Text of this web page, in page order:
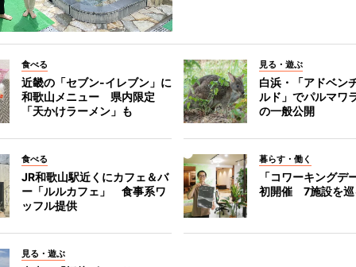
食べる
近畿の「セブン-イレブン」に
和歌山メニュー 県内限定
「天かけラーメン」も
見る・遊ぶ
白浜・「アドベン
ルド」でパルマワ
の一般公開
食べる
JR和歌山駅近くにカフェ＆バ
ー「ルルカフェ」 食事系ワ
ッフル提供
暮らす・働く
「コワーキングデ
初開催 7施設を巡
見る・遊ぶ